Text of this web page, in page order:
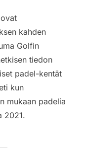
kahden
Golfin
tiedon
padel-kentät
kun
mukaan padelia
2021.